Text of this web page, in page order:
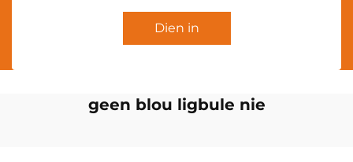
Dien in
geen blou ligbule nie